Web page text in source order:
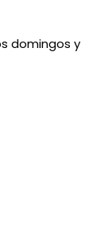
domingos y